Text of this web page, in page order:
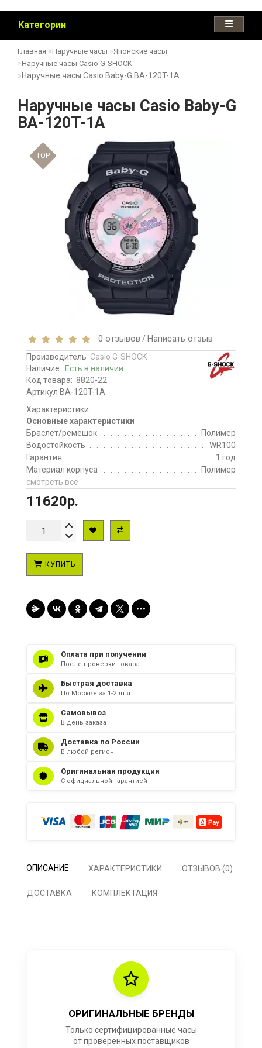
Категории
Главная Наручные часы
Японские часы
Наручные часы Casio G-SHOCK
Наручные часы Casio Baby-G BA-120T-1A
Наручные часы Casio Baby-G
BA-120T-1A
TOP
0 отзывов /Написать отзыв
Производитель Casio G-SHOCK
Наличие: Есть в наличии
Код товара: 8820-22
Артикул BA-120T-1A
Характеристики
Основные характеристики
Браслет/ремешок
Полимер
Водостойкость
WR100
Гарантия
1 год
Материал корпуса
Полимер
смотреть все
11620р.
КУПИТЬ
Оплата при получении
После проверки товара
Быстрая доставка
По Москве за 1-2 дня
Самовывоз
В день заказа
Доставка по России
В любой регион
Оригинальная продукция
С официальной гарантией
ОПИСАНИЕ ХАРАКТЕРИСТИКИ ОТЗЫВОВ (0)
ДОСТАВКА КОМПЛЕКТАЦИЯ
ОРИГИНАЛЬНЫЕ БРЕНДЫ
Только сертифицированные часы
от проверенных поставщиков